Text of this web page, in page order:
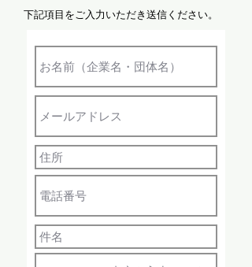
下記項目をご入力いただき送信ください。